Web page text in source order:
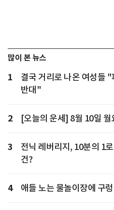
많이 본 뉴스
1
결국 거리로 나온 여성들
반대"
2 [오늘의 운세] 8월 10일
3
전닉 레버리지, 10분의 1
건?
4 애들 노는 물놀이장에 구